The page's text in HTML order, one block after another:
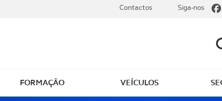
FORMAÇÃO VEÍCULOS
Contactos Siga-nos